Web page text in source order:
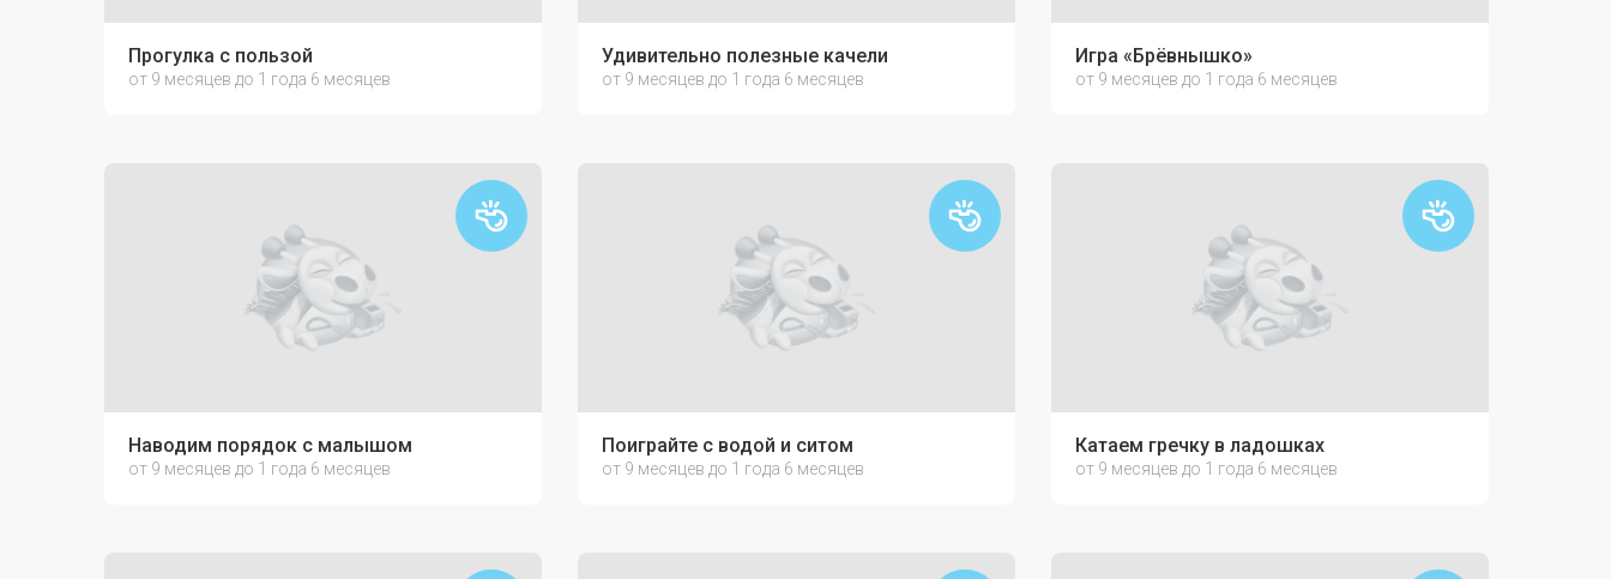
Прогулка с пользой
от 9 месяцев до 1 года 6 месяцев
Удивительно полезные качели
от 9 месяцев до 1 года 6 месяцев
Игра «Брёвнышко»
от 9 месяцев до 1 года 6 месяцев
Наводим порядок с малышом
от 9 месяцев до 1 года 6 месяцев
Поиграйте с водой и ситом
от 9 месяцев до 1 года 6 месяцев
Катаем гречку в ладошках
от 9 месяцев до 1 года 6 месяцев